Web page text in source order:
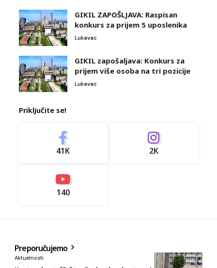
GIKIL ZAPOŠLJAVA: Raspisan
konkurs za prijem 5 uposlenika
Lukavac
GIKIL zapošaljava: Konkurs za
prijem više osoba na tri pozicije
Lukavac
Priključite se!
41K 2K
140
Preporučujemo
Aktuelnosti